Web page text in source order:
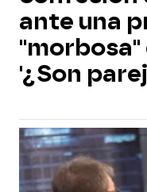
ante una
"morbosa"
'¿Son